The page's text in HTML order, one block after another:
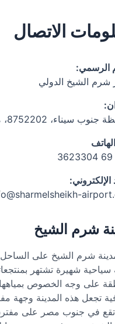
الاتصال
الرسمي:
شرم الشيخ الدولي
سيناء، 8752202، مصر
الإلكتروني:
شرم الشيخ
شرم الشيخ على
شهيرة تشتهر
على وجه الخصوص بمياهها
تجعل هذه المدينة
تقع في جنوب مصر على